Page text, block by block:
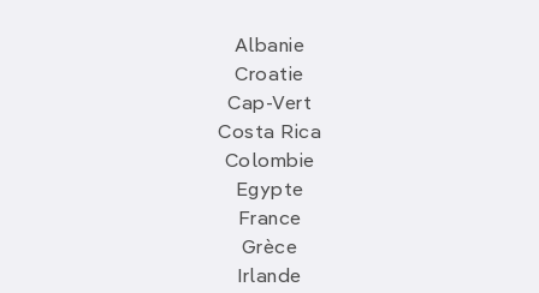
Albanie
Croatie
Cap-Vert
Costa Rica
Colombie
Egypte
France
Grèce
Irlande